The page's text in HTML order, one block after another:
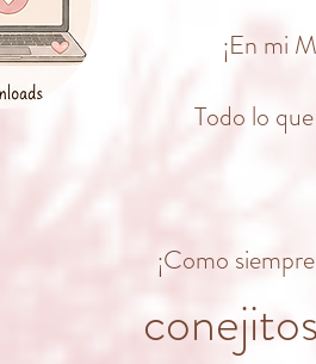
¡En mi
Todo lo
¡Como